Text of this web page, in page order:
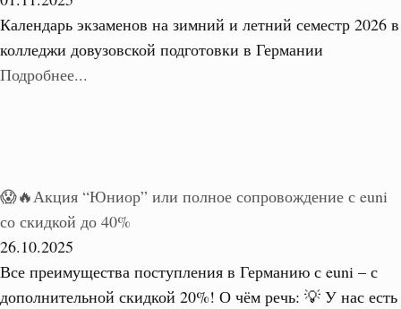
Календарь экзаменов на зимний и летний семестр 2026 в
колледжи довузовской подготовки в Германии
Подробнее...
😱🔥Акция “Юниор” или полное сопровождение с euni
со скидкой до 40%
26.10.2025
Все преимущества поступления в Германию с euni – с
дополнительной скидкой 20%! О чём речь: 💡 У нас есть